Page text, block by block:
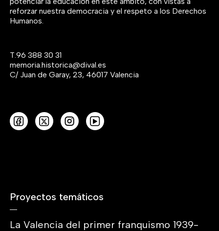
reforzar nuestra democracia y el respeto a los Derechos
Humanos.
T.96 388 30 31
memoria.historica@dival.es
C/ Juan de Garay, 23, 46017 Valencia
Proyectos temáticos
La Valencia del primer franquismo 1939-